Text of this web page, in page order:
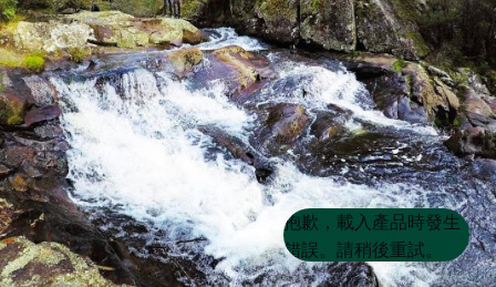
Product
List
Product
List
抱歉，載入產品時發生
錯誤。請稍後重試。